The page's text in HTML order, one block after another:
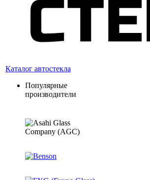
Каталог автостекла
Популярные
производители